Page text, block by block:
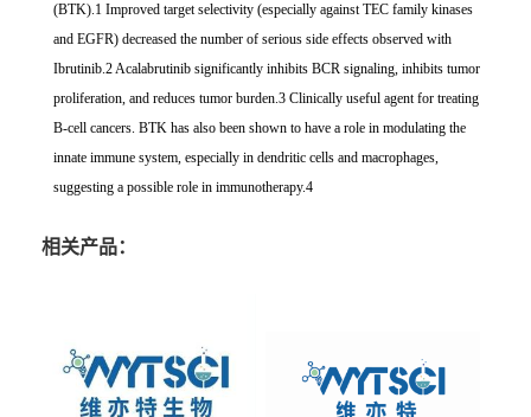
(BTK).1 Improved target selectivity (especially against TEC family kinases
and EGFR) decreased the number of serious side effects observed with
Ibrutinib.2 Acalabrutinib significantly inhibits BCR signaling, inhibits tumor
proliferation, and reduces tumor burden.3 Clinically useful agent for treating
B-cell cancers. BTK has also been shown to have a role in modulating the
innate immune system, especially in dendritic cells and macrophages,
suggesting a possible role in immunotherapy.4
相关产品：